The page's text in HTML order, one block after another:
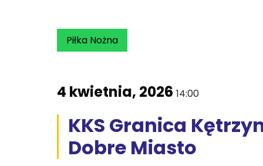
Piłka Nożna
4 kwietnia, 2026 14:00
KKS Granica
Dobre Miasto